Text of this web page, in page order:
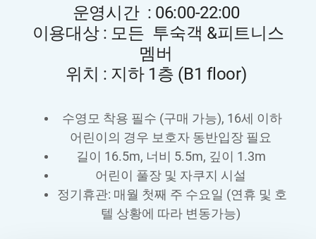
운영시간 : 06:00-22:00
이용대상 : 모든 투숙객 &피트니스
멤버
위치 : 지하 1층 (B1 floor)
수영모 착용 필수 (구매 가능), 16세 이하
어린이의 경우 보호자 동반입장 필요
길이 16.5m, 너비 5.5m, 깊이 1.3m
어린이 풀장 및 자쿠지 시설
정기휴관: 매월 첫째 주 수요일 (연휴 및 호
텔 상황에 따라 변동가능)